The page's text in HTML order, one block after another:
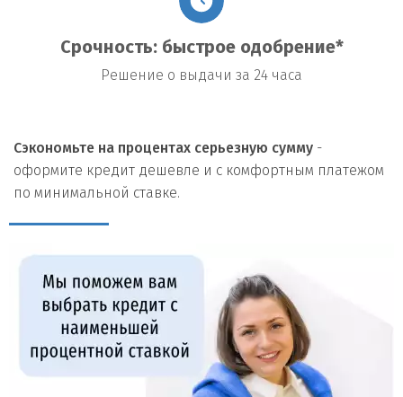
Срочность: быстрое одобрение*
Решение о выдачи за 24 часа
Сэкономьте на процентах серьезную сумму -
оформите кредит дешевле и с комфортным платежом
по минимальной ставке.